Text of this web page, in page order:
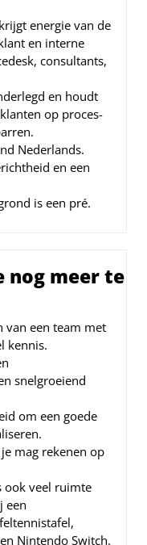
energie van de
en interne
consultants,
en houdt
op proces-
Nederlands.
en een
is een pré.
nog meer te
van een team met
kennis.
snelgroeiend
om een goede
mag rekenen op
ook veel ruimte
een
Nintendo Switch.